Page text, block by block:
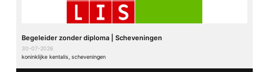
Begeleider zonder diploma | Scheveningen
30-07-2026
koninklijke kentalis, scheveningen